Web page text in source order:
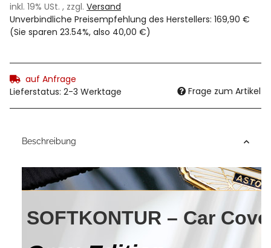
inkl. 19% USt. , zzgl. Versand
Unverbindliche Preisempfehlung des Herstellers: 169,90 €
(Sie sparen 23.54%, also 40,00 €)
auf Anfrage
Lieferstatus: 2-3 Werktage
Frage zum Artikel
Beschreibung